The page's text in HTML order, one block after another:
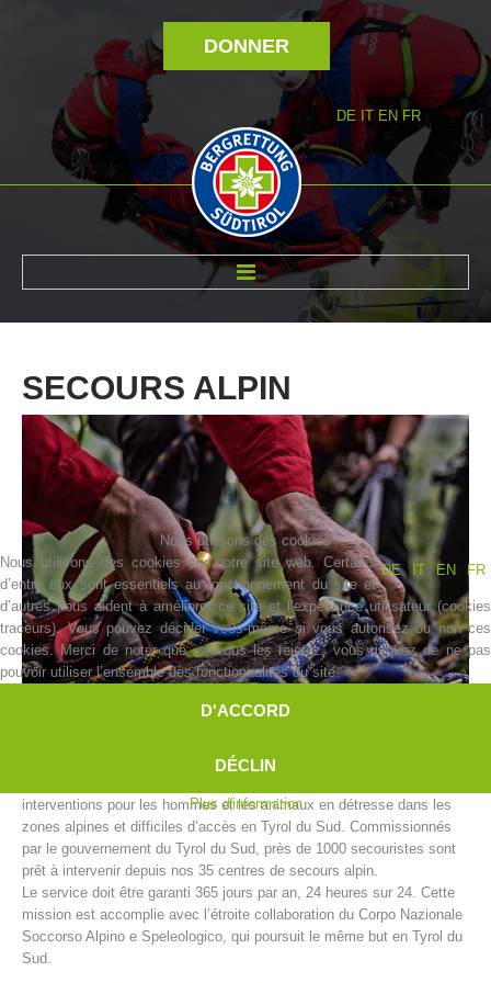
DONNER
DE IT EN FR
Histoire de l'association
SECOURS ALPIN
interventions pour les hommes et les animaux en détresse dans les
zones alpines et difficiles d’accès en Tyrol du Sud. Commissionnés
par le gouvernement du Tyrol du Sud, près de 1000 secouristes sont
prêt à intervenir depuis nos 35 centres de secours alpin.
Le service doit être garanti 365 jours par an, 24 heures sur 24. Cette
mission est accomplie avec l’étroite collaboration du Corpo Nazionale
Soccorso Alpino e Speleologico, qui poursuit le même but en Tyrol du
Sud.
Nous utilisons des cookies
DE
IT EN FR
Nous utilisons des cookies sur notre site web. Certains
d’entre eux sont essentiels au fonctionnement du site et
d’autres nous aident à améliorer ce site et l’expérience utilisateur (cookies
traceurs). Vous pouvez décider vous-même si vous autorisez ou non ces
cookies. Merci de noter que, si vous les rejetez, vous risquez de ne pas
pouvoir utiliser l’ensemble des fonctionnalités du site.
D'ACCORD
DÉCLIN
Plus d'information